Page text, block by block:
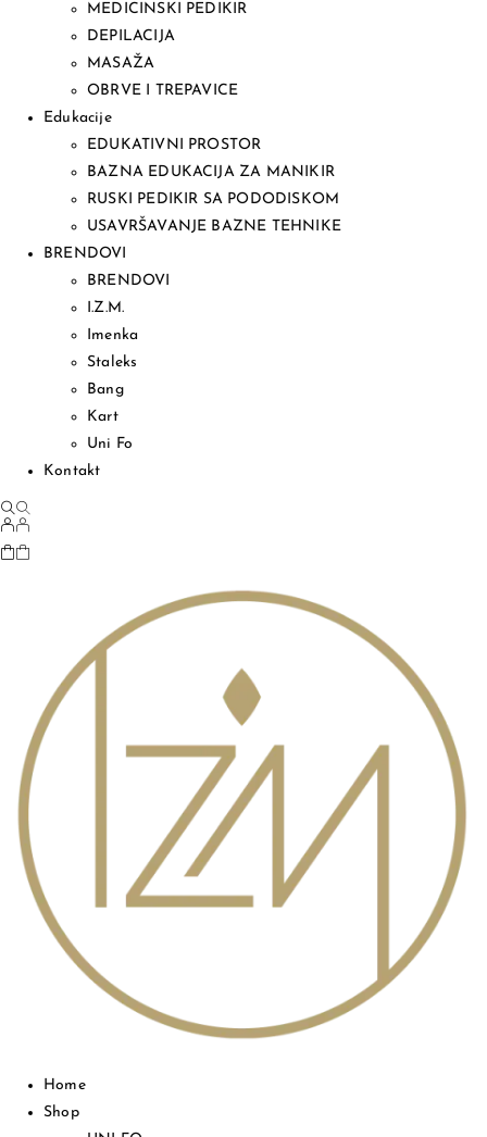
MEDICINSKI PEDIKIR
DEPILACIJA
MASAŽA
OBRVE I TREPAVICE
Edukacije
EDUKATIVNI PROSTOR
BAZNA EDUKACIJA ZA MANIKIR
RUSKI PEDIKIR SA PODODISKOM
USAVRŠAVANJE BAZNE TEHNIKE
BRENDOVI
BRENDOVI
I.Z.M.
Imenka
Staleks
Bang
Kart
Uni Fo
Kontakt
Home
Shop